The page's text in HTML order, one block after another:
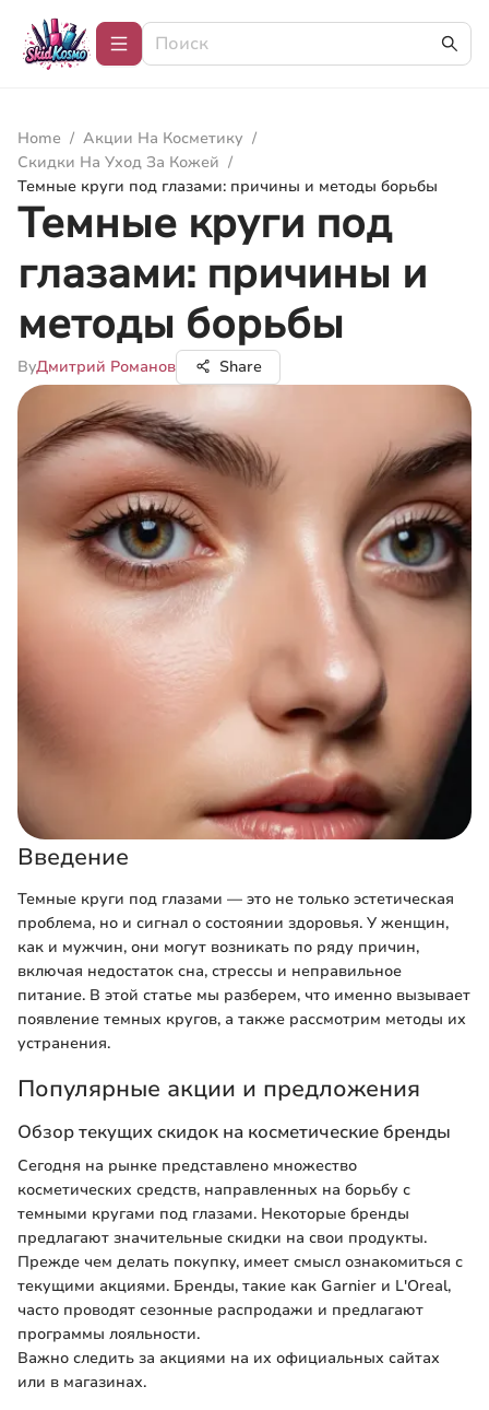
Home / Акции На Косметику /
Скидки На Уход За Кожей /
Темные круги под глазами: причины и методы борьбы
Темные круги под
глазами: причины и
методы борьбы
ByДмитрий Романов Share
Введение
Темные круги под глазами — это не только эстетическая
проблема, но и сигнал о состоянии здоровья. У женщин,
как и мужчин, они могут возникать по ряду причин,
включая недостаток сна, стрессы и неправильное
питание. В этой статье мы разберем, что именно вызывает
появление темных кругов, а также рассмотрим методы их
устранения.
Популярные акции и предложения
Обзор текущих скидок на косметические бренды
Сегодня на рынке представлено множество
косметических средств, направленных на борьбу с
темными кругами под глазами. Некоторые бренды
предлагают значительные скидки на свои продукты.
Прежде чем делать покупку, имеет смысл ознакомиться с
текущими акциями. Бренды, такие как Garnier и L'Oreal,
часто проводят сезонные распродажи и предлагают
программы лояльности.
Важно следить за акциями на их официальных сайтах
или в магазинах.